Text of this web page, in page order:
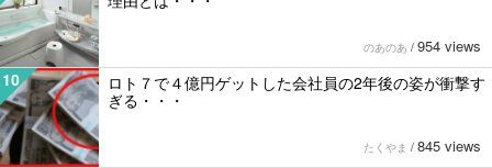
のあのあ / 954 views
10
ロト７で４億円ゲットした会社員の2年後の姿が衝撃す
ぎる・・・
たくやま / 845 views